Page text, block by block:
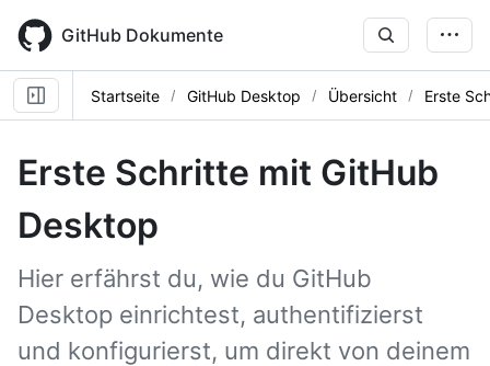
main
content
GitHub Dokumente
Startseite GitHub Desktop Übersicht Erste
Erste Schritte mit GitHub
Desktop
Hier erfährst du, wie du GitHub
Desktop einrichtest, authentifizierst
und konfigurierst, um direkt von deinem